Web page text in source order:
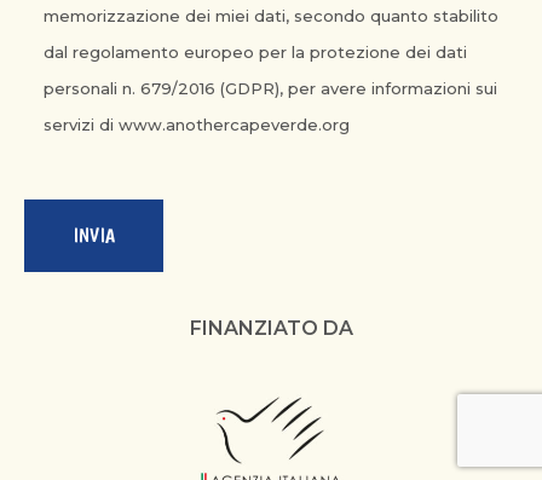
memorizzazione dei miei dati, secondo quanto stabilito
dal regolamento europeo per la protezione dei dati
personali n. 679/2016 (GDPR), per avere informazioni sui
servizi di www.anothercapeverde.org
FINANZIATO DA